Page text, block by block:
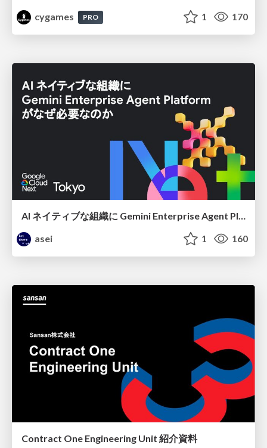
cygames
PRO 1 170
AI ネイティブな組織に Gemini Enterprise Agent Platform がなぜ必要なのか
asei
1 160
Contract One Engineering Unit 紹介資料